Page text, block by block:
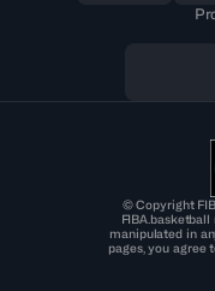
© Copyright
manipulated in
pages, you agree